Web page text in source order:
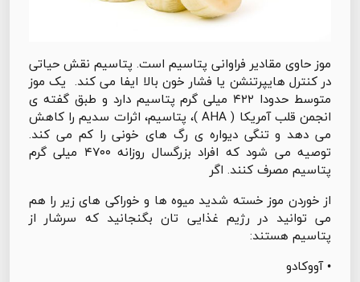
موز حاوی مقادیر فراوانی پتاسیم است. پتاسیم نقش حیاتی
در کنترل هایپرتنشن یا فشار خون بالا ایفا می کند. یک موز
متوسط حدودا ۴۲۲ میلی گرم پتاسیم دارد و طبق گفته ی
انجمن قلب آمریکا ( AHA )، پتاسیم، اثرات سدیم را کاهش
می دهد و تنگی دیواره ی رگ های خونی را کم می کند.
توصیه می شود که افراد بزرگسال روزانه ۴۷۰۰ میلی گرم
پتاسیم مصرف کنند. اگر
از خوردن موز خسته شدید میوه ها و خوراکی های زیر را هم
می توانید در رژیم غذایی تان بگنجانید که سرشار از
پتاسیم هستند:
• آووکادو